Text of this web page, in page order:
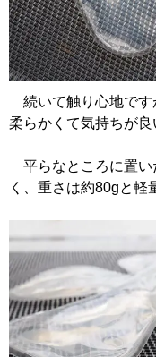
続いて触り心地です
柔らかくて気持ちが良
平らなところに置い
く、重さは約80gと軽